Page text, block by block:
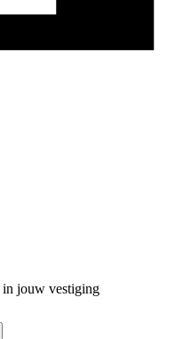
in jouw vestiging